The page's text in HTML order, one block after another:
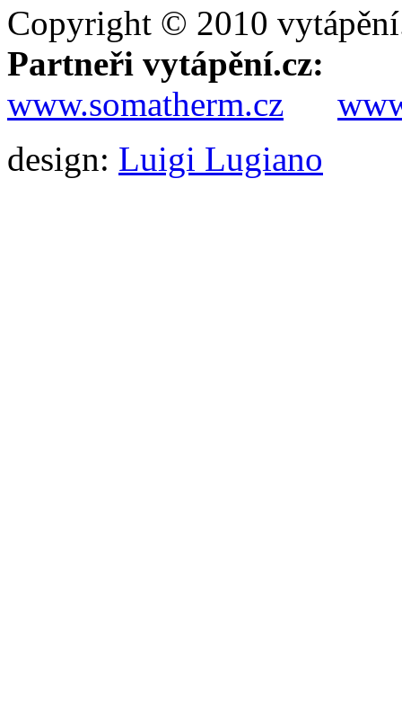
Copyright © 2010
Partneři vytápění.cz:
www.somatherm.cz
design: Luigi Lugiano